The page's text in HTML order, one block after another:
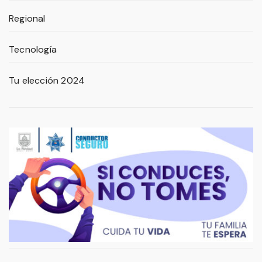
Regional
Tecnología
Tu elección 2024